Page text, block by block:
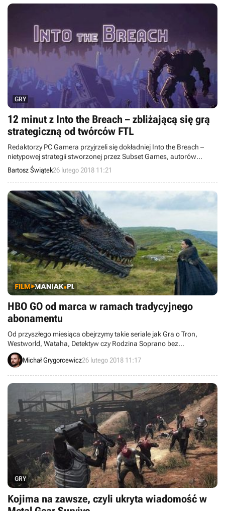
GRY
12 minut z Into the Breach – zbliżającą się grą
strategiczną od twórców FTL
Redaktorzy PC Gamera przyjrzeli się dokładniej Into the Breach –
nietypowej strategii stworzonej przez Subset Games, autorów
hitowego FTL.
Bartosz Świątek26 lutego 2018 11:21
HBO GO od marca w ramach tradycyjnego
abonamentu
Od przyszłego miesiąca obejrzymy takie seriale jak Gra o Tron,
Westworld, Wataha, Detektyw czy Rodzina Soprano bez
konieczności podpisywania odpowiedniej umowy z dostawcą
internetu lub telewizji.
Michał Grygorcewicz26 lutego 2018 11:17
GRY
Kojima na zawsze, czyli ukryta wiadomość w